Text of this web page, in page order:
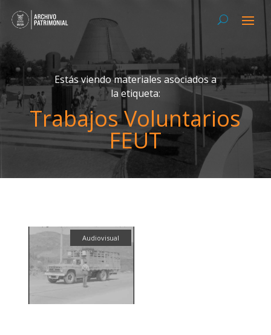
Estás viendo materiales asociados a
la etiqueta:
Trabajos Voluntarios
FEUT
Audiovisual